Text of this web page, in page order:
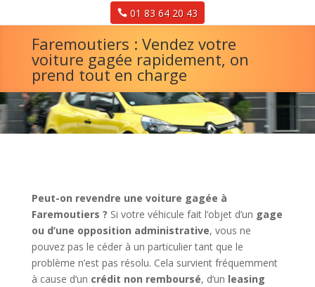
01 83 64 20 43
Faremoutiers : Vendez votre
voiture gagée rapidement, on
prend tout en charge
Peut-on revendre une voiture gagée à
Faremoutiers ? Si votre véhicule fait l’objet d’un gage
ou d’une opposition administrative, vous ne
pouvez pas le céder à un particulier tant que le
problème n’est pas résolu. Cela survient fréquemment
à cause d’un crédit non remboursé, d’un leasing